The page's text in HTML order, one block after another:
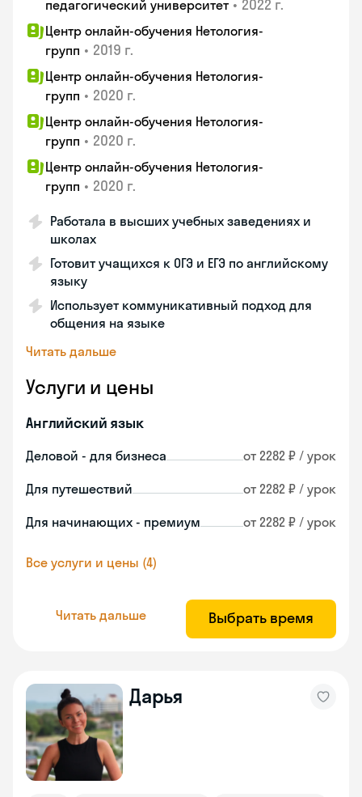
педагогический университет • 2022 г.
Центр онлайн-обучения Нетология-
групп • 2019 г.
Центр онлайн-обучения Нетология-
групп • 2020 г.
Центр онлайн-обучения Нетология-
групп • 2020 г.
Центр онлайн-обучения Нетология-
групп • 2020 г.
Работала в высших учебных заведениях и
школах
Готовит учащихся к ОГЭ и ЕГЭ по английскому
языку
Использует коммуникативный подход для
общения на языке
Читать дальше
Услуги и цены
Английский язык
Деловой - для бизнеса от 2282 ₽ / урок
Для путешествий от 2282 ₽ / урок
Для начинающих - премиум от 2282 ₽ / урок
Все услуги и цены (4)
Читать дальше Выбрать время
Дарья